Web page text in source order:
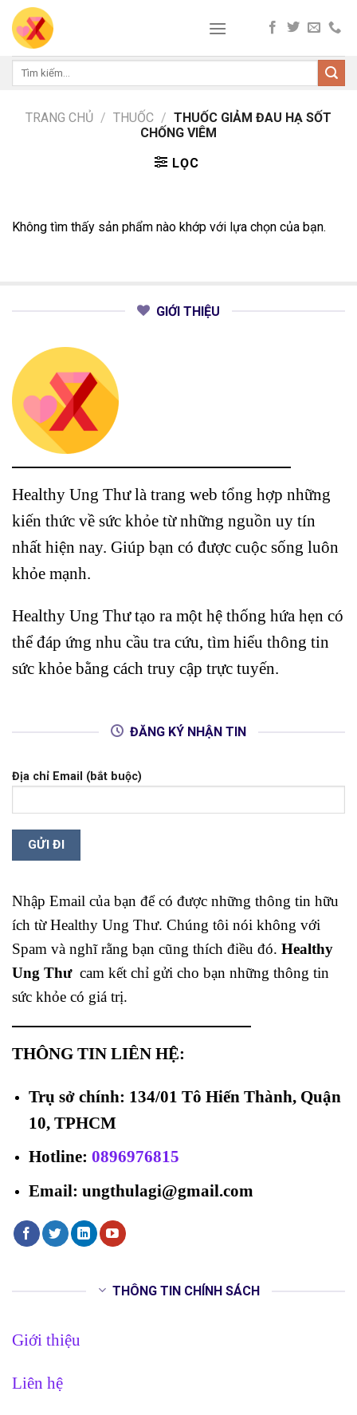
Skip
content
Tìm
TRANG CHỦ / THUỐC / THUỐC GIẢM ĐAU HẠ SỐT
CHỐNG VIÊM
LỌC
Không tìm thấy sản phẩm nào khớp với lựa chọn của bạn.
GIỚI THIỆU
Healthy Ung Thư là trang web tổng hợp những
kiến thức về sức khỏe từ những nguồn uy tín
nhất hiện nay. Giúp bạn có được cuộc sống luôn
khỏe mạnh.
Healthy Ung Thư tạo ra một hệ thống hứa hẹn có
thể đáp ứng nhu cầu tra cứu, tìm hiểu thông tin
sức khỏe bằng cách truy cập trực tuyến.
ĐĂNG KÝ NHẬN TIN
Địa chỉ Email (bắt buộc)
Nhập Email của bạn để có được những thông tin hữu
ích từ Healthy Ung Thư. Chúng tôi nói không với
Spam và nghĩ rằng bạn cũng thích điều đó. Healthy
Ung Thư cam kết chỉ gửi cho bạn những thông tin
sức khỏe có giá trị.
THÔNG TIN LIÊN HỆ:
Trụ sở chính: 134/01 Tô Hiến Thành, Quận
10, TPHCM
Hotline: 0896976815
Email: ungthulagi@gmail.com
THÔNG TIN CHÍNH SÁCH
Giới thiệu
Liên hệ